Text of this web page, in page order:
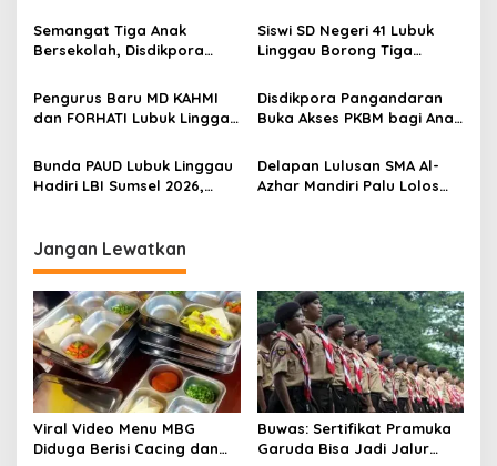
o
Lakukan Investigasi
dan Perguruan Tinggi
Semangat Tiga Anak
Bersekolah, Disdikpora
Pendidikan Terpenuhi
Siswi SD Negeri 41 Lubuk
Linggau Borong Tiga
Kejuaraan Akuatik
Indonesia Palembang
Pengurus Baru MD KAHMI
dan FORHATI Lubuk Linggau
Bersinergi Bangun Daerah
Disdikpora Pangandaran
Buka Akses PKBM bagi Anak
Bunda PAUD Lubuk Linggau
Hadiri LBI Sumsel 2026,
Kembang Anak
Delapan Lulusan SMA Al-
Azhar Mandiri Palu Lolos
Jangan Lewatkan
Viral Video Menu MBG
Diduga Berisi Cacing dan
Buwas: Sertifikat Pramuka
Garuda Bisa Jadi Jalur